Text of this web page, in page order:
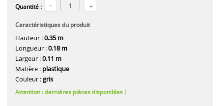
Quantité :
Caractéristiques du produit
Hauteur :0.35 m
Longueur :0.18 m
Largeur :0.11 m
Matière : plastique
Couleur :gris
Attention : dernières pièces disponibles !